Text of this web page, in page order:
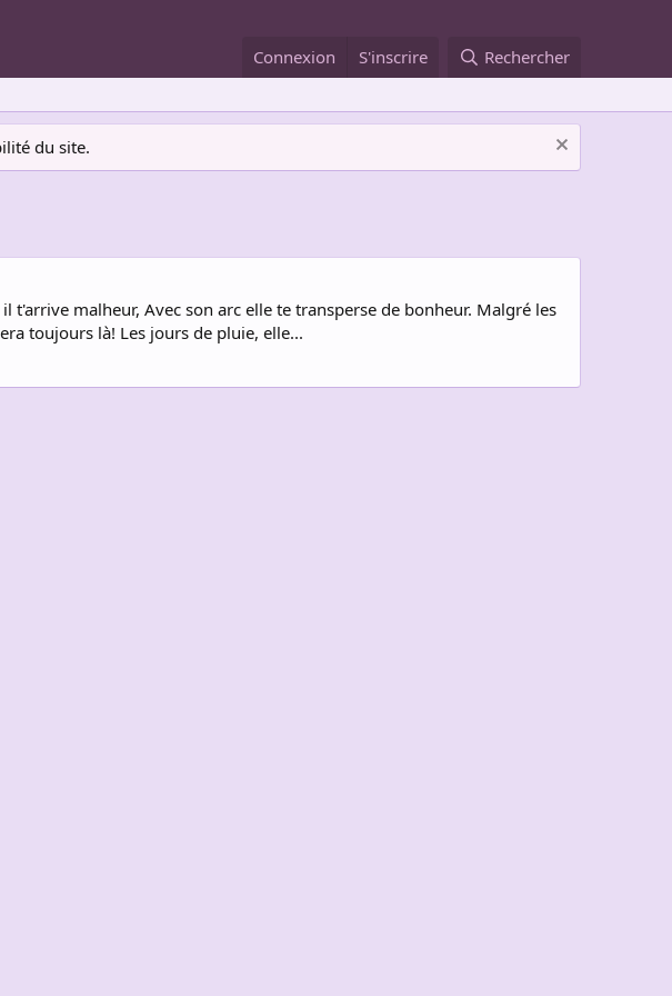
Connexion S'inscrire Rechercher
du site.
malheur, Avec son arc elle te transperse de bonheur. Malgré les
toujours là! Les jours de pluie, elle...